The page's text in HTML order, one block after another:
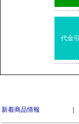
代金
新着商品情報 ｜